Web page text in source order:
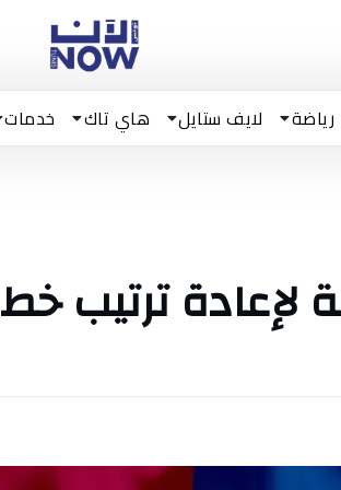
رياضة لايف ستايل هاي تاك خدمات
لإعادة ترتيب خط